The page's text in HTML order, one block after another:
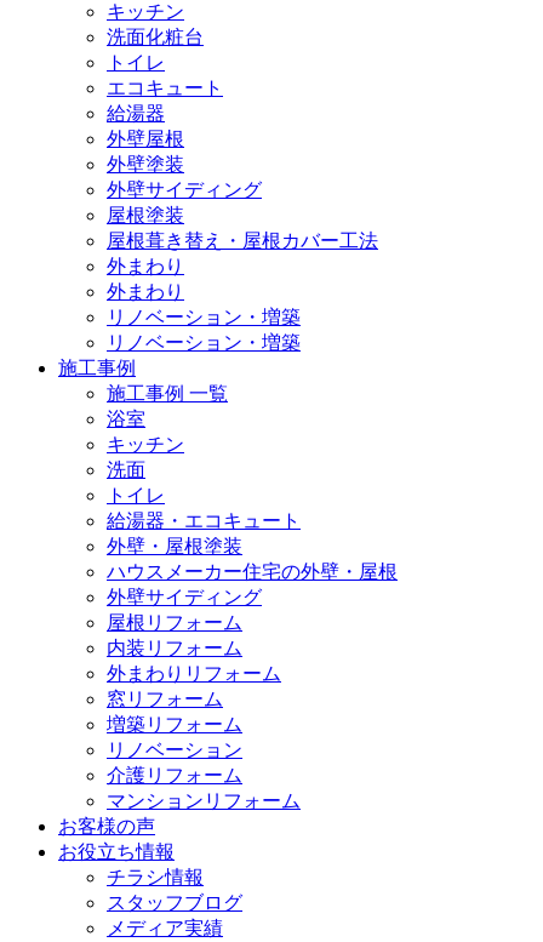
キッチン
洗面化粧台
トイレ
エコキュート
給湯器
外壁屋根
外壁塗装
外壁サイディング
屋根塗装
屋根葺き替え・屋根カバー工法
外まわり
外まわり
リノベーション・増築
リノベーション・増築
施工事例
施工事例 一覧
浴室
キッチン
洗面
トイレ
給湯器・エコキュート
外壁・屋根塗装
ハウスメーカー住宅の外壁・屋根
外壁サイディング
屋根リフォーム
内装リフォーム
外まわりリフォーム
窓リフォーム
増築リフォーム
リノベーション
介護リフォーム
マンションリフォーム
お客様の声
お役立ち情報
チラシ情報
スタッフブログ
メディア実績